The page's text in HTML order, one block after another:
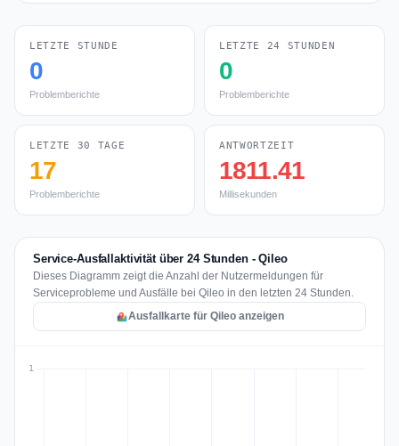
LETZTE STUNDE
0
Problemberichte
LETZTE 24 STUNDEN
0
Problemberichte
LETZTE 30 TAGE
17
Problemberichte
ANTWORTZEIT
1811.41
Millisekunden
Service-Ausfallaktivität über 24 Stunden - Qileo
Dieses Diagramm zeigt die Anzahl der Nutzermeldungen für
Serviceprobleme und Ausfälle bei Qileo in den letzten 24 Stunden.
Ausfallkarte für Qileo anzeigen